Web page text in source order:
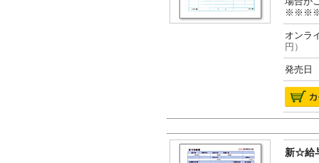
オン
円）
発売日
新☆給